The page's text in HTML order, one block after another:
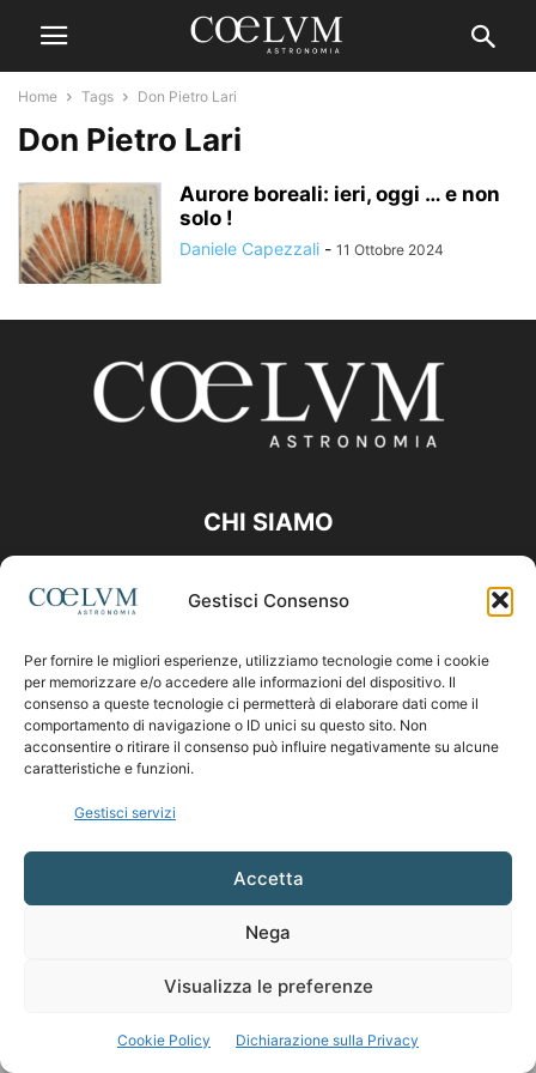
Gestisci Consenso
Per fornire le migliori esperienze, utilizziamo tecnologie come i cookie
per memorizzare e/o accedere alle informazioni del dispositivo. Il
consenso a queste tecnologie ci permetterà di elaborare dati come il
comportamento di navigazione o ID unici su questo sito. Non
acconsentire o ritirare il consenso può influire negativamente su alcune
caratteristiche e funzioni.
Gestisci servizi
Accetta
Nega
Visualizza le preferenze
Cookie Policy Dichiarazione sulla Privacy
Home Tags Don Pietro Lari
Don Pietro Lari
Aurore boreali: ieri, oggi … e non
solo !
Daniele Capezzali - 11 Ottobre 2024
CHI SIAMO
Contattaci:coelumastro@coelum.com
SEGUICI